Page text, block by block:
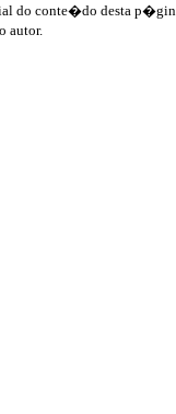
do conte�do desta
autor.